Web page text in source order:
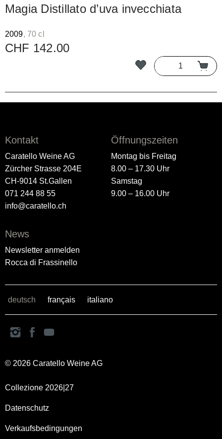
Magia Distillato d’uva invecchiata
2009, 70 cl
CHF 142.00
Kontakt
Caratello Weine AG
Zürcher Strasse 204E
CH-9014 St.Gallen
071 244 88 55
info@caratello.ch
Öffnungszeiten
Montag bis Freitag
8.00 – 17.30 Uhr
Samstag
9.00 – 16.00 Uhr
News
Newsletter anmelden
Rocca di Frassinello
deutsch français italiano
© 2026 Caratello Weine AG
Collezione 2026|27
Datenschutz
Verkaufsbedingungen